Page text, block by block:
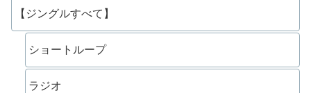
【ジングルすべて】
ショートループ
ラジオ